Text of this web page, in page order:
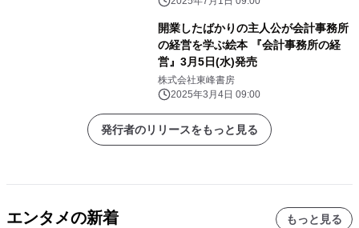
開業したばかりの主人公が会計事務所
の経営を学ぶ絵本 『会計事務所の経
営』3月5日(水)発売
株式会社東峰書房
2025年3月4日 09:00
発行者のリリースをもっと見る
エンタメの新着 もっと見る